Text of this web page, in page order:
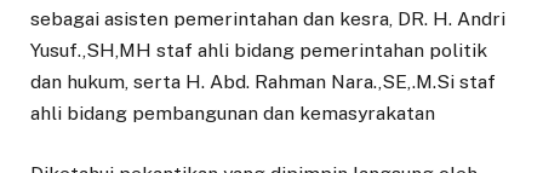
sebagai asisten pemerintahan dan kesra, DR. H. Andri
Yusuf.,SH,MH staf ahli bidang pemerintahan politik
dan hukum, serta H. Abd. Rahman Nara.,SE,.M.Si staf
ahli bidang pembangunan dan kemasyrakatan